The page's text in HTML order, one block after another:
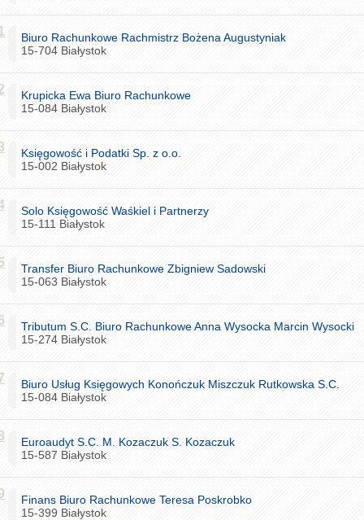
Biuro Rachunkowe Rachmistrz Bożena Augustyniak
15-704 Białystok
Krupicka Ewa Biuro Rachunkowe
15-084 Białystok
Księgowość i Podatki Sp. z o.o.
15-002 Białystok
Solo Księgowość Waśkiel i Partnerzy
15-111 Białystok
Transfer Biuro Rachunkowe Zbigniew Sadowski
15-063 Białystok
Tributum S.C. Biuro Rachunkowe Anna Wysocka Marcin Wysocki
15-274 Białystok
Biuro Usług Księgowych Konończuk Miszczuk Rutkowska S.C.
15-084 Białystok
Euroaudyt S.C. M. Kozaczuk S. Kozaczuk
15-587 Białystok
Finans Biuro Rachunkowe Teresa Poskrobko
15-399 Białystok